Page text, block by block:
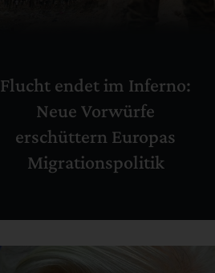
Flucht endet im Inferno:
Neue Vorwürfe
erschüttern Europas
Migrationspolitik